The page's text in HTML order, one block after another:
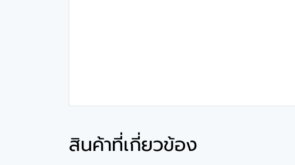
สินค้าที่เกี่ยวข้อง